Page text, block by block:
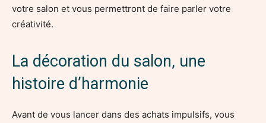
votre salon et vous permettront de faire parler votre
créativité.
La décoration du salon, une
histoire d’harmonie
Avant de vous lancer dans des achats impulsifs, vous